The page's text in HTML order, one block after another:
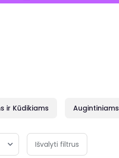
ir Kūdikiams Augintiniams
Išvalyti filtrus